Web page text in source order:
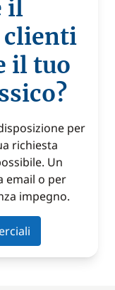
il
clienti
il tuo
per
richiesta
Un
email o per
impegno.